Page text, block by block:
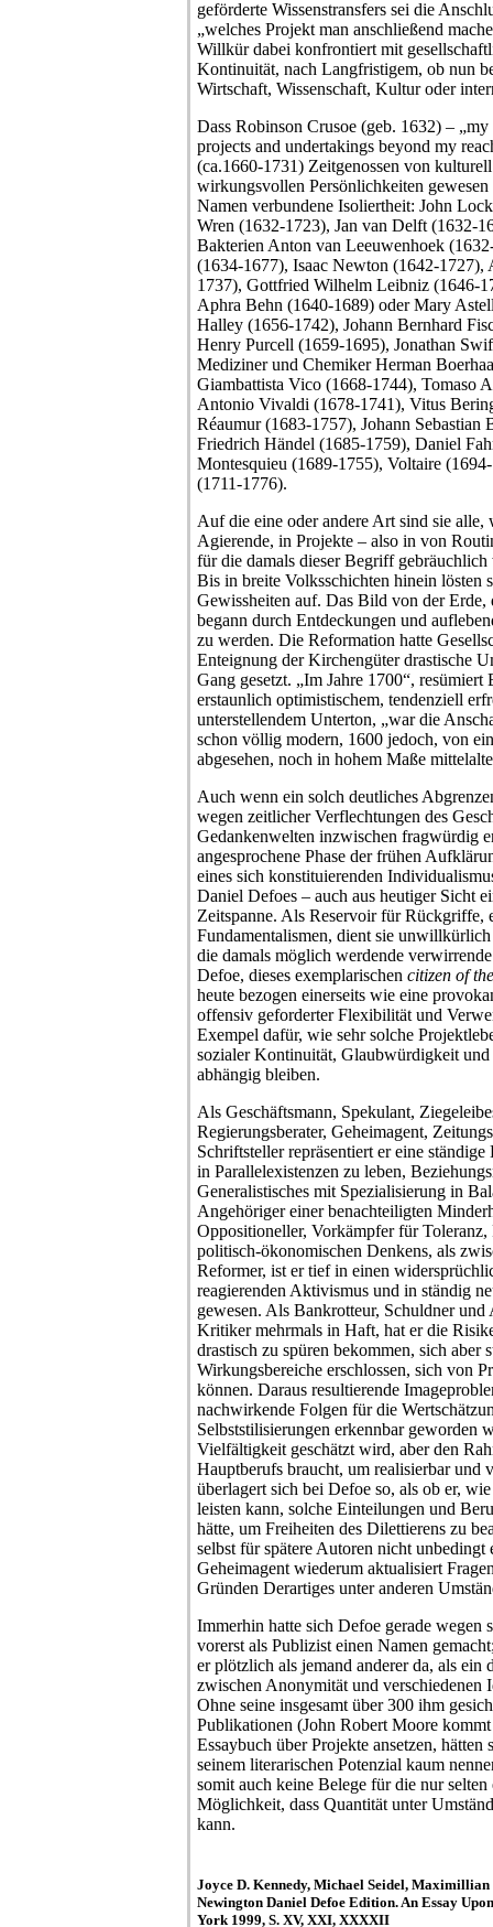
geförderte Wissenstransfers sei die
„welches Projekt man anschließend
Willkür dabei konfrontiert mit
Kontinuität, nach Langfristigem, ob nun
Wirtschaft, Wissenschaft, Kultur oder
Dass Robinson Crusoe (geb. 1632) –
projects and undertakings beyond my
(ca.1660-1731) Zeitgenossen von
wirkungsvollen Persönlichkeiten gewesen
Namen verbundene Isoliertheit: John
Wren (1632-1723), Jan van Delft (1632-
Bakterien Anton van Leeuwenhoek
(1634-1677), Isaac Newton (1642-1727),
1737), Gottfried Wilhelm Leibniz (1646-
Aphra Behn (1640-1689) oder Mary
Halley (1656-1742), Johann Bernhard
Henry Purcell (1659-1695), Jonathan
Mediziner und Chemiker Herman
Giambattista Vico (1668-1744), Tomaso
Antonio Vivaldi (1678-1741), Vitus
Réaumur (1683-1757), Johann Sebastian
Friedrich Händel (1685-1759), Daniel
Montesquieu (1689-1755), Voltaire
(1711-1776).
Auf die eine oder andere Art sind sie alle,
Agierende, in Projekte – also in von
für die damals dieser Begriff
Bis in breite Volksschichten hinein lösten
Gewissheiten auf. Das Bild von der
begann durch Entdeckungen und
zu werden. Die Reformation hatte
Enteignung der Kirchengüter drastische
Gang gesetzt. „Im Jahre 1700“, resümiert
erstaunlich optimistischem, tendenziell
unterstellendem Unterton, „war die
schon völlig modern, 1600 jedoch, von
abgesehen, noch in hohem Maße
Auch wenn ein solch deutliches
wegen zeitlicher Verflechtungen des
Gedankenwelten inzwischen fragwürdig
angesprochene Phase der frühen
eines sich konstituierenden
Daniel Defoes – auch aus heutiger Sicht
Zeitspanne. Als Reservoir für Rückgriffe,
Fundamentalismen, dient sie
die damals möglich werdende
Defoe, dieses exemplarischen citizen of
heute bezogen einerseits wie eine
offensiv geforderter Flexibilität und
Exempel dafür, wie sehr solche
sozialer Kontinuität, Glaubwürdigkeit und
abhängig bleiben.
Als Geschäftsmann, Spekulant,
Regierungsberater, Geheimagent,
Schriftsteller repräsentiert er eine
in Parallelexistenzen zu leben,
Generalistisches mit Spezialisierung in
Angehöriger einer benachteiligten
Oppositioneller, Vorkämpfer für Toleranz,
politisch-ökonomischen Denkens, als
Reformer, ist er tief in einen
reagierenden Aktivismus und in ständig
gewesen. Als Bankrotteur, Schuldner
Kritiker mehrmals in Haft, hat er die
drastisch zu spüren bekommen, sich aber
Wirkungsbereiche erschlossen, sich von
können. Daraus resultierende
nachwirkende Folgen für die
Selbststilisierungen erkennbar geworden
Vielfältigkeit geschätzt wird, aber den
Hauptberufs braucht, um realisierbar und
überlagert sich bei Defoe so, als ob er,
leisten kann, solche Einteilungen und
hätte, um Freiheiten des Dilettierens zu
selbst für spätere Autoren nicht unbedingt
Geheimagent wiederum aktualisiert
Gründen Derartiges unter anderen
Immerhin hatte sich Defoe gerade wegen
vorerst als Publizist einen Namen
er plötzlich als jemand anderer da, als ein
zwischen Anonymität und verschiedenen
Ohne seine insgesamt über 300 ihm
Publikationen (John Robert Moore
Essaybuch über Projekte ansetzen,
seinem literarischen Potenzial kaum
somit auch keine Belege für die nur
Möglichkeit, dass Quantität unter
kann.
Joyce D. Kennedy, Michael Seidel, Maximillian
Newington Daniel Defoe Edition. An Essay
York 1999, S. XV, XXI, XXXXII